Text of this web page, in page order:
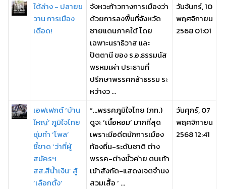
ใต้ล่าง - ปลายข
วาน การเมือง
เดือด!
จังหวะก้าวทางการเมืองว่า
ด้วยการลงพื้นที่จังหวัด
ชายแดนภาคใต้ โดย
เฉพาะนราธิวาส และ
ปัตตานี ของ ร.อ.ธรรมนัส
พรหมเผ่า ประธานที่
ปรึกษาพรรคกล้าธรรม ระ
หว่างว ...
วันจันทร์, 10
พฤศจิกายน
2568 01:01
เอฟเฟกต์ ‘บ้าน
ใหญ่’ ภูมิใจไทย
ซุ่มทำ ‘โพล’
ชี้ขาด ‘ว่าที่ผู้
สมัครฯ
สส.สีน้ำเงิน’ สู้
‘เลือกตั้ง’
“…พรรคภูมิใจไทย (ภท.)
ดูจะ ‘เนื้อหอม’ มากที่สุด
เพราะมีอดีตนักการเมือง
ท้องถิ่น-ระดับชาติ ต่าง
พรรค-ต่างขั้วค่าย ตบเท้า
เข้าสังกัด-แสดงเจตจำนง
สวมเสื้อ ‘ ...
วันศุกร์, 07
พฤศจิกายน
2568 12:41